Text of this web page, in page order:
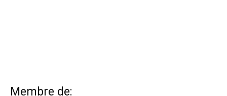
Membre de: